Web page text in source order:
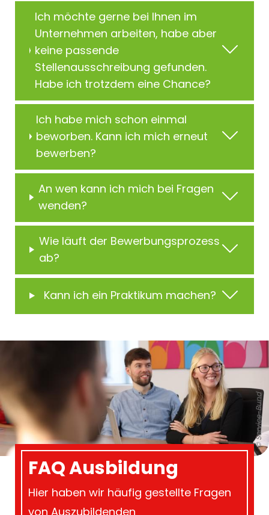
Ich möchte gerne bei Ihnen im
Unternehmen arbeiten, habe aber
keine passende
Stellenausschreibung gefunden.
Habe ich trotzdem eine Chance?
Ich habe mich schon einmal
beworben. Kann ich mich erneut
bewerben?
An wen kann ich mich bei Fragen
wenden?
Wie läuft der Bewerbungsprozess
ab?
Kann ich ein Praktikum machen?
© Service-Bund
FAQ Ausbildung
Hier haben wir häufig gestellte Fragen
von Auszubildenden